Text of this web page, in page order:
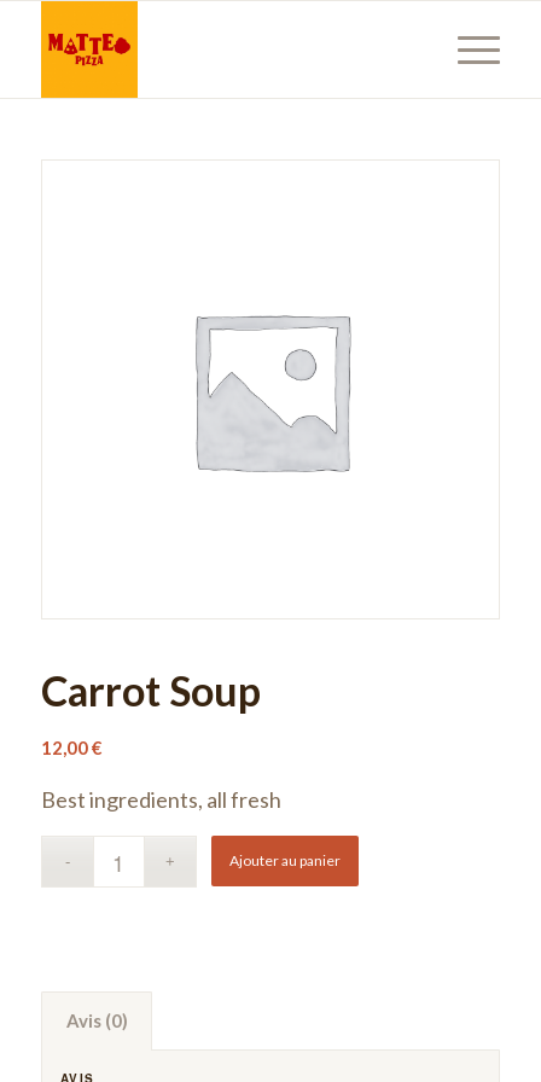
Carrot Soup
12,00€
Best ingredients, all fresh
Ajouter au panier
Avis (0)